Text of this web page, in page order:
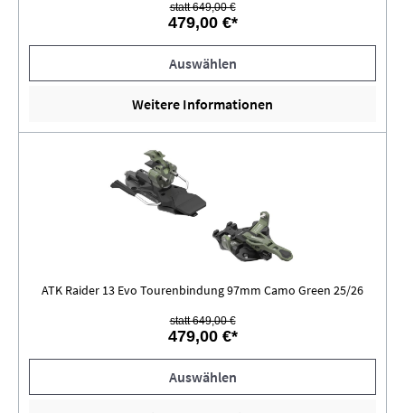
statt 649,00 €
479,00 €*
Auswählen
Weitere Informationen
ATK Raider 13 Evo Tourenbindung 97mm Camo Green 25/26
statt 649,00 €
479,00 €*
Auswählen